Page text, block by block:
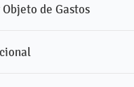
de Gastos